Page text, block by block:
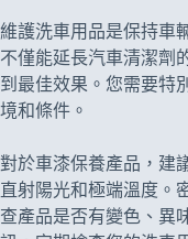
維護洗車用品是保持車
不僅能延長汽車清潔劑
到最佳效果。您需要特
境和條件。
對於車漆保養產品，建
直射陽光和極端溫度。
查產品是否有變色、異